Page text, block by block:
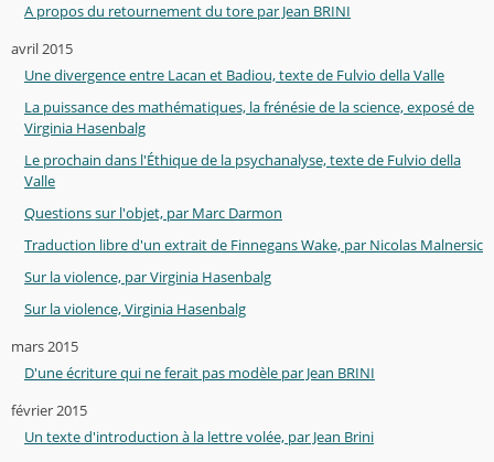
A propos du retournement du tore par Jean BRINI
avril 2015
Une divergence entre Lacan et Badiou, texte de Fulvio della Valle
La puissance des mathématiques, la frénésie de la science, exposé de
Virginia Hasenbalg
Le prochain dans l'Éthique de la psychanalyse, texte de Fulvio della
Valle
Questions sur l'objet, par Marc Darmon
Traduction libre d'un extrait de Finnegans Wake, par Nicolas Malnersic
Sur la violence, par Virginia Hasenbalg
Sur la violence, Virginia Hasenbalg
mars 2015
D'une écriture qui ne ferait pas modèle par Jean BRINI
février 2015
Un texte d'introduction à la lettre volée, par Jean Brini